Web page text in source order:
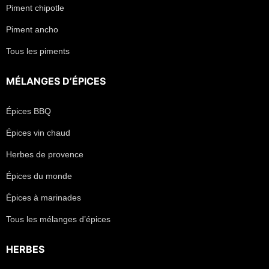
Piment chipotle
Piment ancho
Tous les piments
MÉLANGES D’ÉPICES
Épices BBQ
Épices vin chaud
Herbes de provence
Épices du monde
Épices à marinades
Tous les mélanges d’épices
HERBES